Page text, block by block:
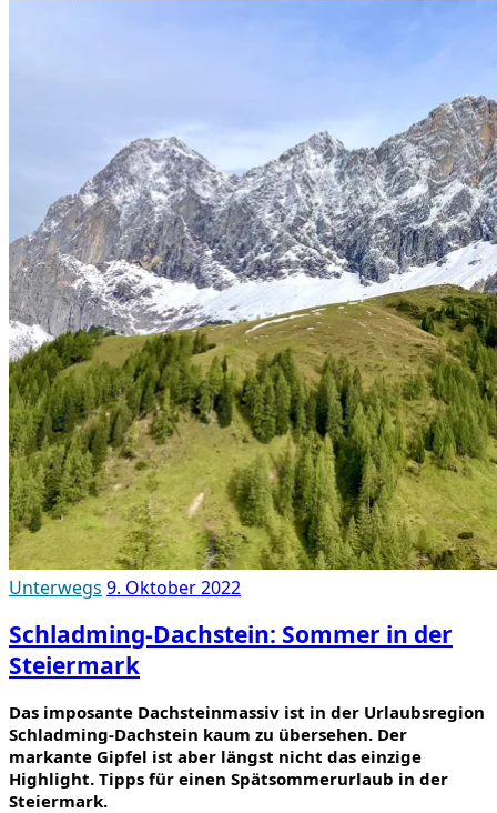
Unterwegs 9. Oktober 2022
Schladming-Dachstein: Sommer in der
Steiermark
Das imposante Dachsteinmassiv ist in der Urlaubsregion
Schladming-Dachstein kaum zu übersehen. Der
markante Gipfel ist aber längst nicht das einzige
Highlight. Tipps für einen Spätsommerurlaub in der
Steiermark.